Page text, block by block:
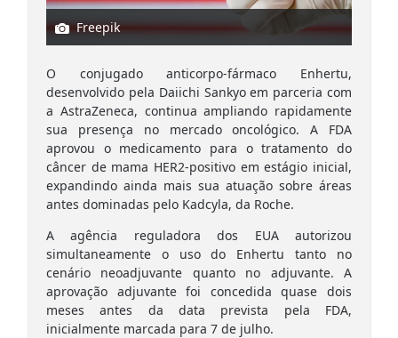
Freepik
O conjugado anticorpo-fármaco Enhertu,
desenvolvido pela Daiichi Sankyo em parceria com
a AstraZeneca, continua ampliando rapidamente
sua presença no mercado oncológico. A FDA
aprovou o medicamento para o tratamento do
câncer de mama HER2-positivo em estágio inicial,
expandindo ainda mais sua atuação sobre áreas
antes dominadas pelo Kadcyla, da Roche.
A agência reguladora dos EUA autorizou
simultaneamente o uso do Enhertu tanto no
cenário neoadjuvante quanto no adjuvante. A
aprovação adjuvante foi concedida quase dois
meses antes da data prevista pela FDA,
inicialmente marcada para 7 de julho.